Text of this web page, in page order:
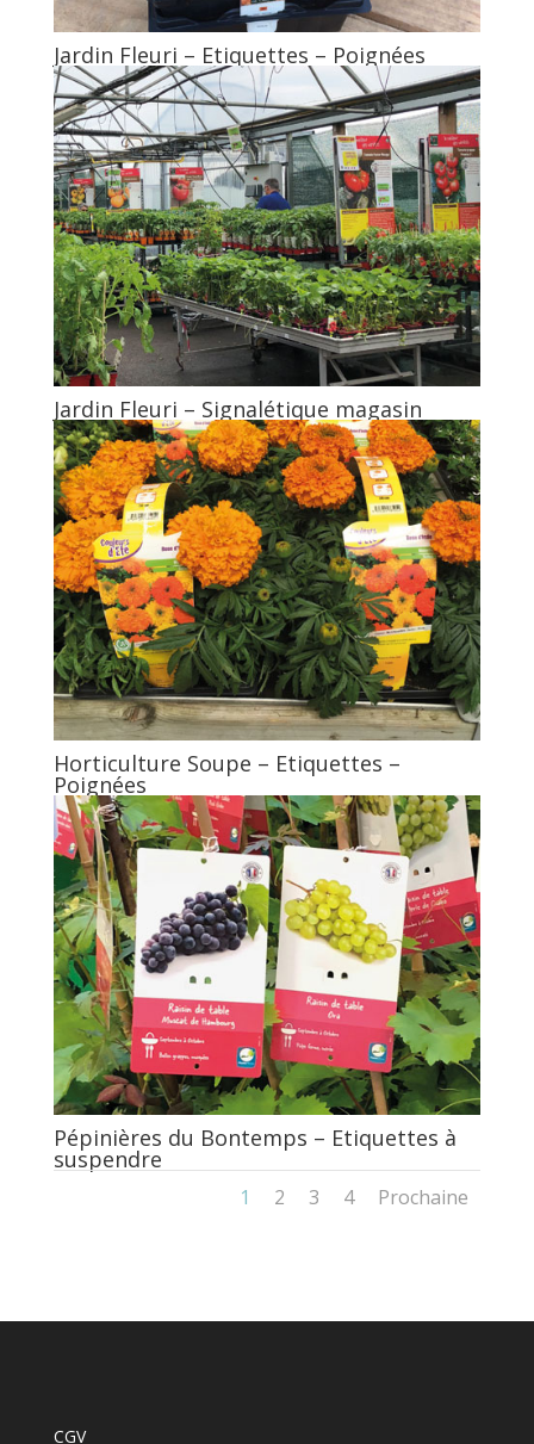
Jardin Fleuri – Etiquettes – Poignées
Jardin Fleuri – Signalétique magasin
Horticulture Soupe – Etiquettes –
Poignées
Pépinières du Bontemps – Etiquettes à
suspendre
1 2 3 4 Prochaine
CGV